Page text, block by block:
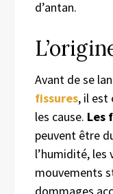
d’antan.
Avant de se
fissures, il est
les cause. Les
peuvent être
l’humidité,
mouvements
dommages